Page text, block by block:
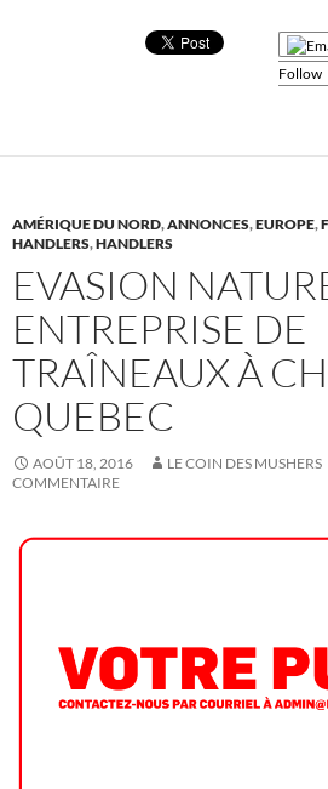
Follow
AMÉRIQUE DU NORD,ANNONCES,EUROPE,
HANDLERS,HANDLERS
EVASION
ENTREPRISE DE
TRAÎNEAUX À
QUEBEC
AOÛT 18, 2016 LE COIN DES MUSHERS
COMMENTAIRE